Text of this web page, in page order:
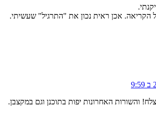
הקריאה. אכן ראית נכון את "התרגיל" שעשיתי.
והשורות האחרונות יפות בתוכנן וגם במקצבן.